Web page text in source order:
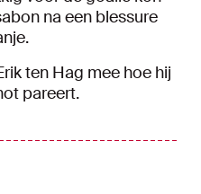
na een blessure
ten Hag mee hoe hij
pareert.